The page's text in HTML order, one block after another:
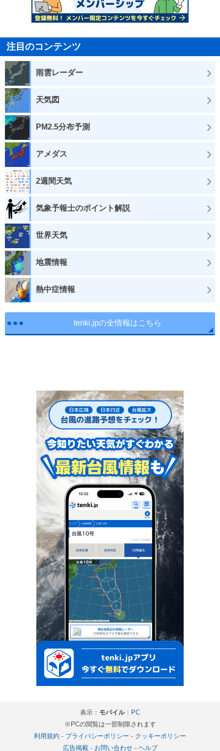
注目のコンテンツ
雨雲レーダー
天気図
PM2.5分布予測
アメダス
2週間天気
気象予報士のポイント解説
世界天気
地震情報
熱中症情報
tenki.jpの全情報はこちら
表示： モバイル｜
PC
※PCの閲覧は一部制限されます
利用規約 - プライバシーポリシー - クッキーポリシー
広告掲載- お問い合わせ- ヘルプ